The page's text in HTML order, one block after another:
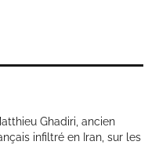
Ghadiri, ancien
infiltré en Iran, sur les